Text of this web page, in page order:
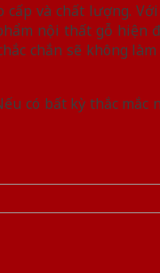
và chất lượng.
nội thất gỗ
chắn sẽ không
có bất kỳ thắc